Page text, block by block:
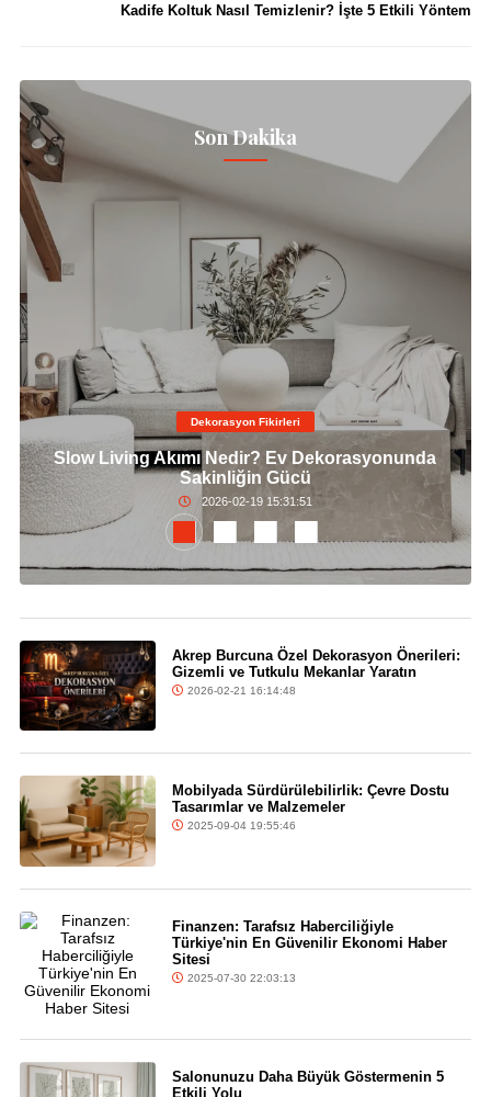
Kadife Koltuk Nasıl Temizlenir? İşte 5 Etkili Yöntem
Son Dakika
Dekorasyon Fikirleri
Slow Living Akımı Nedir? Ev Dekorasyonunda
Sakinliğin Gücü
2026-02-19 15:31:51
Akrep Burcuna Özel Dekorasyon Önerileri:
Gizemli ve Tutkulu Mekanlar Yaratın
2026-02-21 16:14:48
Mobilyada Sürdürülebilirlik: Çevre Dostu
Tasarımlar ve Malzemeler
2025-09-04 19:55:46
Finanzen: Tarafsız Haberciliğiyle
Türkiye'nin En Güvenilir Ekonomi Haber
Sitesi
2025-07-30 22:03:13
Salonunuzu Daha Büyük Göstermenin 5
Etkili Yolu